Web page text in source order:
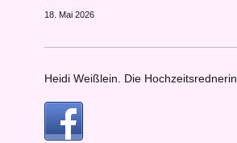
18. Mai 2026
Heidi Weißlein. Die Hochzeitsrednerin